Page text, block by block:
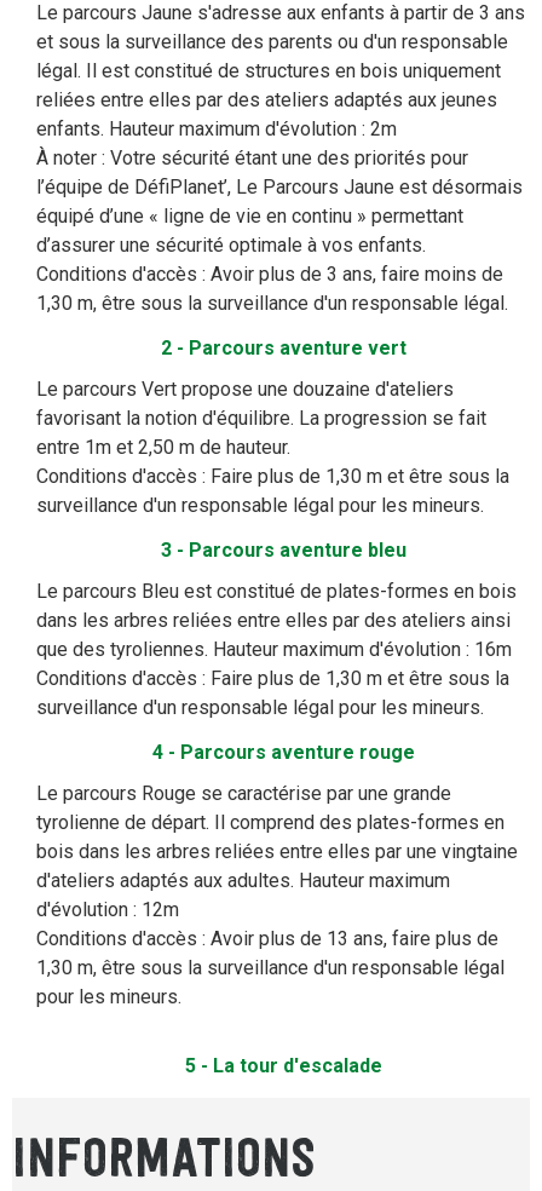
Le parcours Jaune s'adresse aux enfants à partir de 3 ans
et sous la surveillance des parents ou d'un responsable
légal. Il est constitué de structures en bois uniquement
reliées entre elles par des ateliers adaptés aux jeunes
enfants. Hauteur maximum d'évolution : 2m
À noter : Votre sécurité étant une des priorités pour
l’équipe de DéfiPlanet’, Le Parcours Jaune est désormais
équipé d’une « ligne de vie en continu » permettant
d’assurer une sécurité optimale à vos enfants.
Conditions d'accès : Avoir plus de 3 ans, faire moins de
1,30 m, être sous la surveillance d'un responsable légal.
2 - Parcours aventure vert
Le parcours Vert propose une douzaine d'ateliers
favorisant la notion d'équilibre. La progression se fait
entre 1m et 2,50 m de hauteur.
Conditions d'accès : Faire plus de 1,30 m et être sous la
surveillance d'un responsable légal pour les mineurs.
3 - Parcours aventure bleu
Le parcours Bleu est constitué de plates-formes en bois
dans les arbres reliées entre elles par des ateliers ainsi
que des tyroliennes. Hauteur maximum d'évolution : 16m
Conditions d'accès : Faire plus de 1,30 m et être sous la
surveillance d'un responsable légal pour les mineurs.
4 - Parcours aventure rouge
Le parcours Rouge se caractérise par une grande
tyrolienne de départ. Il comprend des plates-formes en
bois dans les arbres reliées entre elles par une vingtaine
d'ateliers adaptés aux adultes. Hauteur maximum
d'évolution : 12m
Conditions d'accès : Avoir plus de 13 ans, faire plus de
1,30 m, être sous la surveillance d'un responsable légal
pour les mineurs.
5 - La tour d'escalade
INFORMATIONS